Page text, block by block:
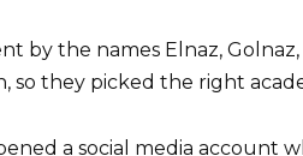
by the names Elnaz,
so they picked the right
a social media account